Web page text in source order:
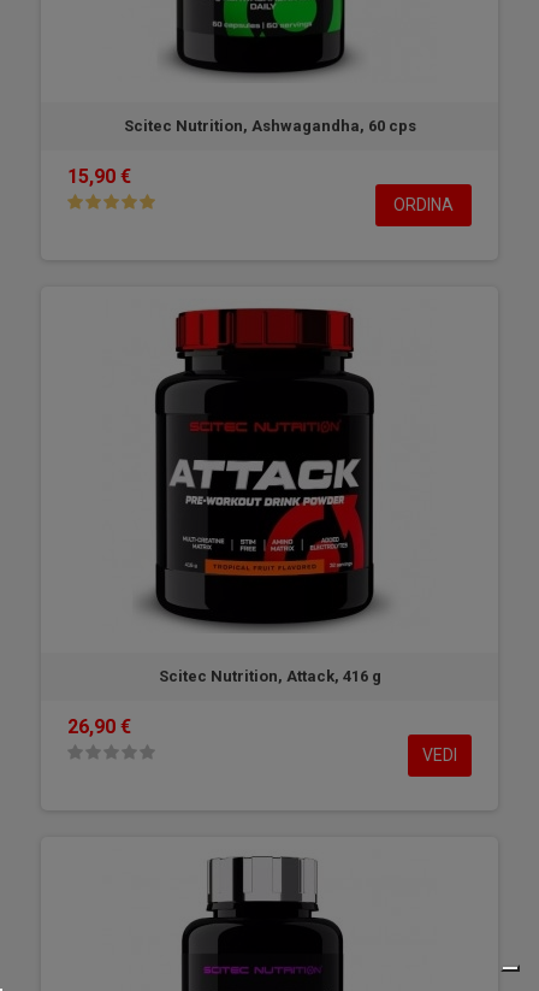
Scitec Nutrition, Ashwagandha, 60 cps
15,90 €
ORDINA
Scitec Nutrition, Attack, 416 g
26,90 €
VEDI